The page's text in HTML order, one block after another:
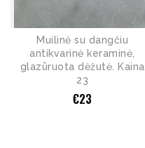
Muilinė su dangčiu
antikvarinė keraminė,
glazūruota dėžutė. Kaina
23
€23